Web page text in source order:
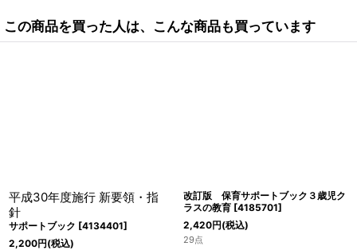
この商品を買った人は、こんな商品も買っています
平成30年度施行 新要領・指
針
サポートブック [4134401]
2,200円(税込)
改訂版 保育サポートブック３歳児ク
ラスの教育 [4185701]
2,420円(税込)
29点